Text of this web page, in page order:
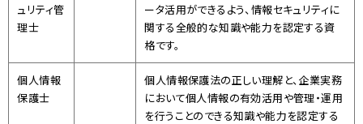
ュリティ管
理士
ータ活用ができるよう、情報セキュリティに
関する全般的な知識や能力を認定する資
格です。
個人情報
保護士
個人情報保護法の正しい理解と、企業実務
において個人情報の有効活用や管理・運用
を行うことのできる知識や能力を認定する